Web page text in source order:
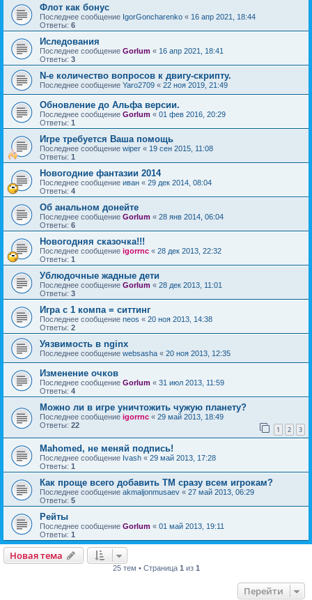
Флот как бонус
Последнее сообщение IgorGoncharenko « 16 апр 2021, 18:44
Ответы: 6
Иследования
Последнее сообщение Gorlum « 16 апр 2021, 18:41
Ответы: 3
N-е количество вопросов к двигу-скрипту.
Последнее сообщение Yaro2709 « 22 ноя 2019, 21:49
Обновление до Альфа версии.
Последнее сообщение Gorlum « 01 фев 2016, 20:29
Ответы: 1
Игре требуется Ваша помощь
Последнее сообщение wiper « 19 сен 2015, 11:08
Ответы: 1
Новогодние фантазии 2014
Последнее сообщение иван « 29 дек 2014, 08:04
Ответы: 4
Об анальном донейте
Последнее сообщение Gorlum « 28 янв 2014, 06:04
Ответы: 6
Новогодняя сказочка!!!
Последнее сообщение igorrnc « 28 дек 2013, 22:32
Ответы: 1
Ублюдочные жадные дети
Последнее сообщение Gorlum « 28 дек 2013, 11:01
Ответы: 3
Игра с 1 компа = ситтинг
Последнее сообщение neos « 20 ноя 2013, 14:38
Ответы: 2
Уязвимость в nginx
Последнее сообщение websasha « 20 ноя 2013, 12:35
Изменение очков
Последнее сообщение Gorlum « 31 июл 2013, 11:59
Ответы: 4
Можно ли в игре уничтожить чужую планету?
Последнее сообщение igorrnc « 29 май 2013, 18:49
Ответы: 22 1 2 3
Mahomed, не меняй подпись!
Последнее сообщение Ivash « 29 май 2013, 17:28
Ответы: 1
Как проще всего добавить ТМ сразу всем игрокам?
Последнее сообщение akmaljonmusaev « 27 май 2013, 06:29
Ответы: 5
Рейты
Последнее сообщение Gorlum « 01 май 2013, 19:11
Ответы: 1
Новая тема
25 тем • Страница 1 из 1
Перейти